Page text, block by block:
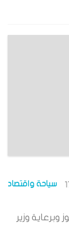
سياحة واقتصاد
وبرعاية وزير